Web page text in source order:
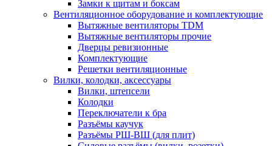
Замки к щитам и боксам
Вентиляционное оборудование и комплектующие
Вытяжные вентиляторы TDM
Вытяжные вентиляторы прочие
Дверцы ревизионные
Комплектующие
Решетки вентиляционные
Вилки, колодки, аксессуары
Вилки, штепсели
Колодки
Переключатели к бра
Разъёмы каучук
Разъёмы РШ-ВШ (для плит)